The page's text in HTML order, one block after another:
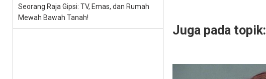
Juga pada topik:
Seorang Raja Gipsi: TV, Emas, dan Rumah
Mewah Bawah Tanah!